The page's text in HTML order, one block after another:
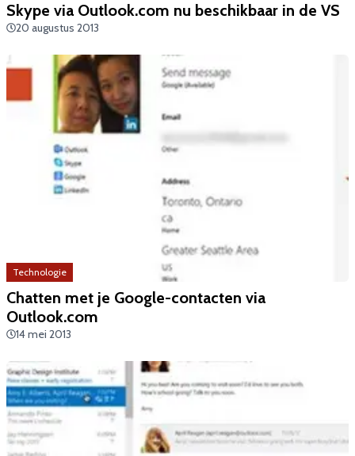
Skype via Outlook.com nu beschikbaar in de VS
20 augustus 2013
Technologie
Chatten met je Google-contacten via
Outlook.com
14 mei 2013